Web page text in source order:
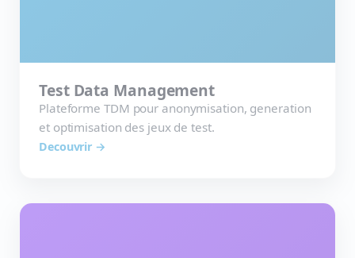
Test Data Management
Plateforme TDM pour anonymisation, generation
et optimisation des jeux de test.
Decouvrir →